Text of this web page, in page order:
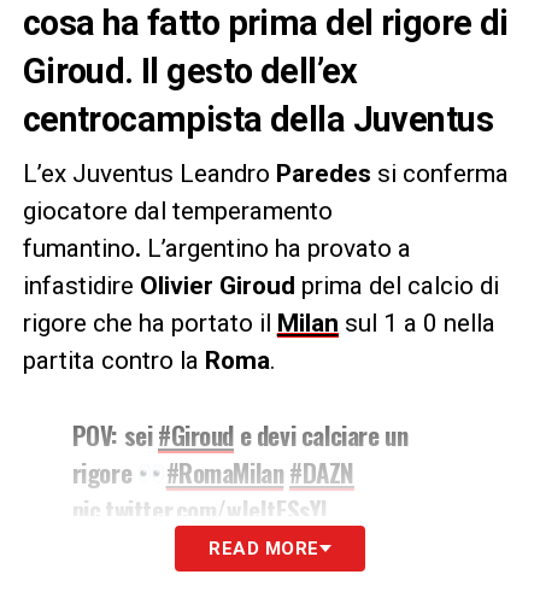
cosa ha fatto prima del rigore di
Giroud. Il gesto dell’ex
centrocampista della Juventus
L’ex Juventus Leandro Paredes si conferma
giocatore dal temperamento
fumantino. L’argentino ha provato a
infastidire Olivier Giroud prima del calcio di
rigore che ha portato il Milan sul 1 a 0 nella
partita contro la Roma.
POV: sei#Giroude devi calciare un
rigore
#RomaMilan#DAZN
pic.twitter.com/wJeItFSsYL
— DAZN Italia (@DAZN_IT)September 2, 2023
READ MORE